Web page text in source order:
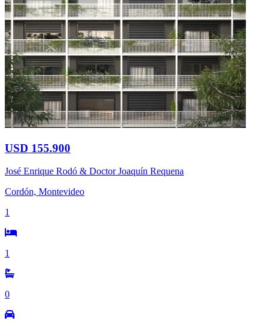
USD 155.900
José Enrique Rodó & Doctor Joaquín Requena
Cordón, Montevideo
1
1
0